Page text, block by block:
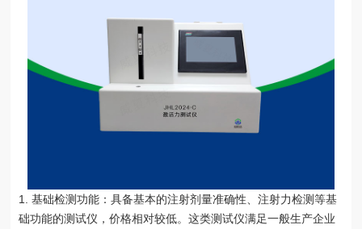
1. 基础检测功能：具备基本的注射剂量准确性、注射力检测等基
础功能的测试仪，价格相对较低。这类测试仪满足一般生产企业